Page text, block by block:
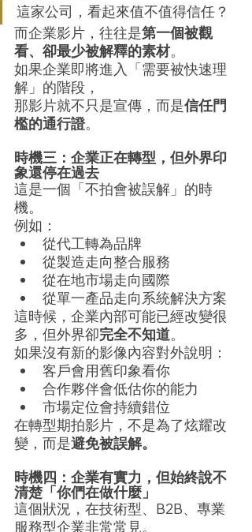
這家公司，看起來值不值得信任？
而企業影片，往往是第一個被觀
看、卻最少被解釋的素材。
如果企業即將進入「需要被快速理
解」的階段，
那影片就不只是宣傳，而是信任門
檻的通行證。
時機三：企業正在轉型，但外界印
象還停在過去
這是一個「不拍會被誤解」的時
機。
例如：
從代工轉為品牌
從製造走向整合服務
從在地市場走向國際
從單一產品走向系統解決方案
這時候，企業內部可能已經改變很
多，但外界卻完全不知道。
如果沒有新的影像內容對外說明：
客戶會用舊印象看你
合作夥伴會低估你的能力
市場定位會持續錯位
在轉型期拍影片，不是為了炫耀改
變，而是避免被誤解。
時機四：企業有實力，但始終說不
清楚「你們在做什麼」
這個狀況，在技術型、B2B、專業
服務型企業非常常見。